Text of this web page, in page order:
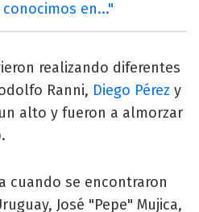
en..."
realizando diferentes
Ranni, Diego Pérez y
alto y fueron a almorzar
cuando se encontraron
José "Pepe" Mujica,